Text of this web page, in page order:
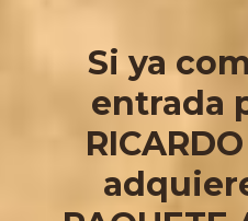
Si ya
entrada